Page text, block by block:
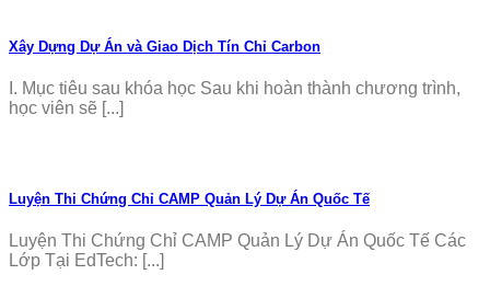
Xây Dựng Dự Án và Giao Dịch Tín Chỉ Carbon
I. Mục tiêu sau khóa học Sau khi hoàn thành chương trình,
học viên sẽ [...]
Luyện Thi Chứng Chỉ CAMP Quản Lý Dự Án Quốc Tế
Luyện Thi Chứng Chỉ CAMP Quản Lý Dự Án Quốc Tế Các
Lớp Tại EdTech: [...]